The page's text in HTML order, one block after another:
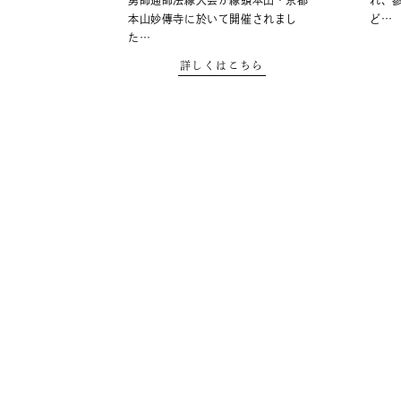
本山妙傳寺に於いて開催されまし
た…
詳しくはこちら
ど…